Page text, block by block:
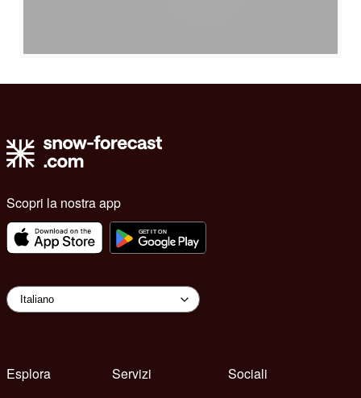
Scopri la nostra app
Esplora
Servizi
Sociali